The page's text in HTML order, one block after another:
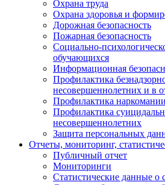
Охрана труда
Охрана здоровья и
Дорожная безопасность
Пожарная безопасность
Социально-
обучающихся
Информационная
Профилактика
несовершеннолетних и в
Профилактика
Профилактика
несовершеннолетних
Защита персональных
Отчеты, мониторинг,
Публичный отчет
Мониторинги
Статистические данные о